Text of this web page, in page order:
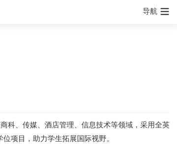
导航
科、传媒、酒店管理、信息技术等领域，采用全英
项目，助力学生拓展国际视野。